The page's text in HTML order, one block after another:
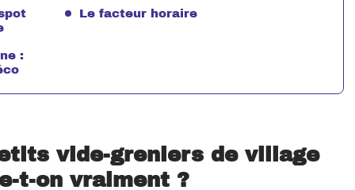
:
Le facteur horaire
vide-greniers de village
t-on vraiment ?